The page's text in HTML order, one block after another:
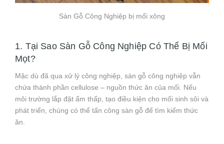
Sàn Gỗ Công Nghiệp bị mối xông
1. Tại Sao Sàn Gỗ Công Nghiệp Có Thể Bị Mối
Mọt?
Mặc dù đã qua xử lý công nghiệp, sàn gỗ công nghiệp vẫn
chứa thành phần cellulose – nguồn thức ăn của mối. Nếu
môi trường lắp đặt ẩm thấp, tạo điều kiện cho mối sinh sôi và
phát triển, chúng có thể tấn công sàn gỗ để tìm kiếm thức
ăn.